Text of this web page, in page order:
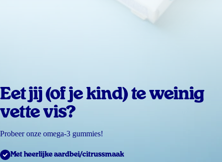
Eet jij (of je kind) te weinig
vette vis?
Probeer onze omega-3 gummies!
Met heerlijke aardbei/citrussmaak